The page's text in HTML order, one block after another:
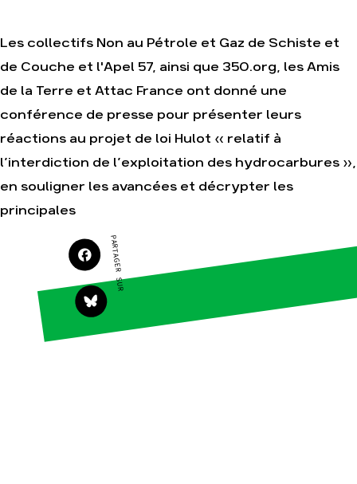
Agir
terrain
Agir au quotidien
Soutenir les
campagnes
Transmettre tout ou
partie de son
patrimoine
Télécharger
gratuitement les
guides éco-citoyens
Nos
thématiques
Climat – Énergie
Surproduction
Agriculture
Finance
Multinationales
Actualités
Les collectifs Non au Pétrole et Gaz de Schiste et
de Couche et l'Apel 57, ainsi que 350.org, les Amis
de la Terre et Attac France ont donné une
conférence de presse pour présenter leurs
réactions au projet de loi Hulot « relatif à
l’interdiction de l’exploitation des hydrocarbures »,
en souligner les avancées et décrypter les
principales
PARTAGER SUR